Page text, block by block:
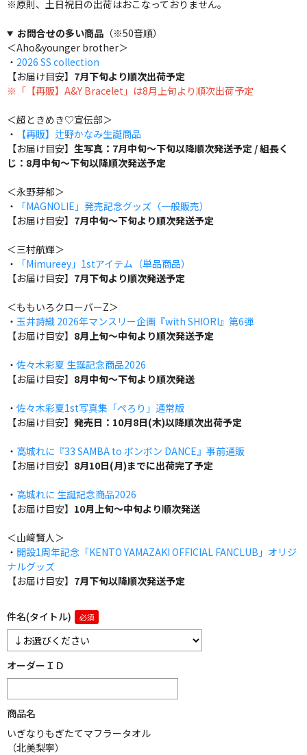
※原則、土日祝日の出荷はおこなっておりません。
お問合せの多い商品（※50音順）
＜Aho&younger brother＞
・ 2026 SS collection
【お届け目安】 7月下旬より順次出荷予定
※「【再販】A&Y Bracelet」は8月上旬より順次出荷予定
＜超ときめき♡宣伝部＞
・
【再販】辻野かなみ生誕商品
【お届け目安】 生写真：7月中旬～下旬以降順次発送予定 / 組長く
じ：8月中旬～下旬以降順次発送予定
＜永野芽郁＞
・
「MAGNOLIE」発売記念グッズ（一般販売）
【お届け目安】 7月中旬～下旬より順次発送予定
＜三村航輝＞
・
「Mimureey」1stアイテム（単品商品）
【お届け目安】 7月下旬より順次発送予定
＜ももいろクローバーZ＞
・ 玉井詩織 2026年マンスリー企画『with SHIORI』第6弾
【お届け目安】 8月上旬～中旬より順次発送予定
・ 佐々木彩夏 生誕記念商品2026
【お届け目安】 8月中旬～下旬より順次発送
・ 佐々木彩夏1st写真集「ぺろり」通常版
【お届け目安】 発売日：10月8日(木)以降順次出荷予定
・ 高城れに『33 SAMBA to ボンボン DANCE』事前通販
【お届け目安】 8月10日(月)までに出荷完了予定
・ 高城れに 生誕記念商品2026
【お届け目安】 10月上旬～中旬より順次発送
＜山﨑賢人＞
・ 開設1周年記念「KENTO YAMAZAKI OFFICIAL FANCLUB」オリジ
ナルグッズ
【お届け目安】 7月下旬以降順次発送予定
件名(タイトル)
オーダーＩＤ
商品名
いぎなりもぎたてマフラータオル
（北美梨寧）